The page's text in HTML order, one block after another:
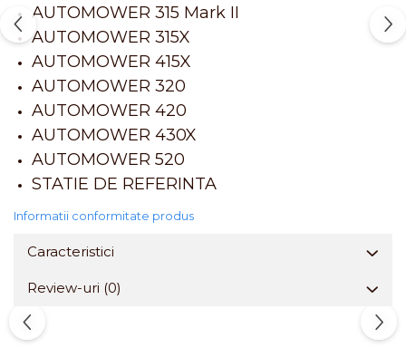
AUTOMOWER 315 Mark II
AUTOMOWER 315X
AUTOMOWER 415X
AUTOMOWER 320
AUTOMOWER 420
AUTOMOWER 430X
AUTOMOWER 520
STATIE DE REFERINTA
Informatii conformitate produs
Caracteristici
Review-uri (0)